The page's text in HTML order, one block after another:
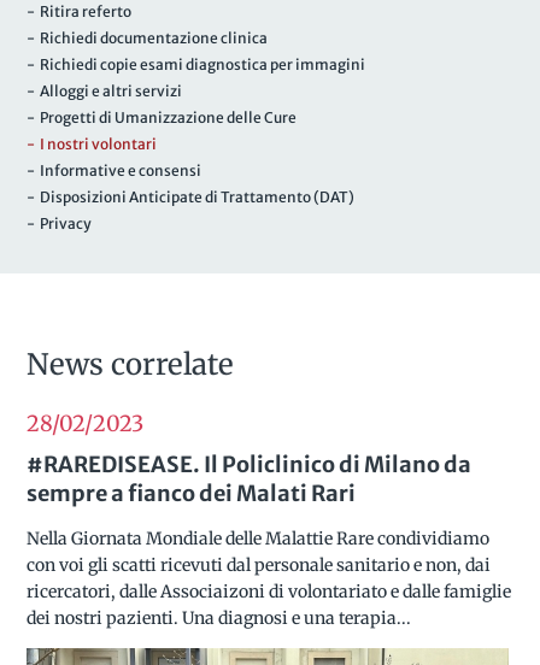
- Ritira referto
- Richiedi documentazione clinica
- Richiedi copie esami diagnostica per immagini
- Alloggi e altri servizi
- Progetti di Umanizzazione delle Cure
- I nostri volontari
- Informative e consensi
- Disposizioni Anticipate di Trattamento (DAT)
- Privacy
News correlate
28/022023
#RAREDISEASE. Il Policlinico di Milano da
sempre a fianco dei Malati Rari
Nella Giornata Mondiale delle Malattie Rare condividiamo
con voi gli scatti ricevuti dal personale sanitario e non, dai
ricercatori, dalle Associaizoni di volontariato e dalle famiglie
dei nostri pazienti. Una diagnosi e una terapia...